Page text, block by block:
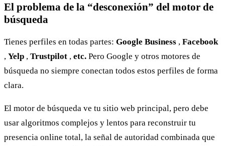
El problema de la “desconexión” del motor de
búsqueda
Tienes perfiles en todas partes: Google Business , Facebook
, Yelp , Trustpilot , etc. Pero Google y otros motores de
búsqueda no siempre conectan todos estos perfiles de forma
clara.
El motor de búsqueda ve tu sitio web principal, pero debe
usar algoritmos complejos y lentos para reconstruir tu
presencia online total, la señal de autoridad combinada que